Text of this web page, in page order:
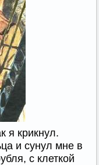
я крикнул.
и сунул мне в
с клеткой